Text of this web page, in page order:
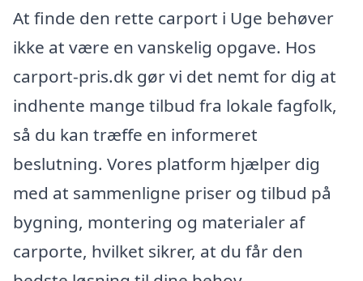
At finde den rette carport i Uge behøver
ikke at være en vanskelig opgave. Hos
carport-pris.dk gør vi det nemt for dig at
indhente mange tilbud fra lokale fagfolk,
så du kan træffe en informeret
beslutning. Vores platform hjælper dig
med at sammenligne priser og tilbud på
bygning, montering og materialer af
carporte, hvilket sikrer, at du får den